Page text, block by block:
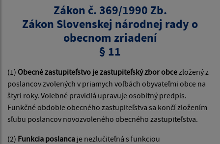
Zákon č. 369/1990 Zb.
Zákon Slovenskej národnej rady o
obecnom zriadení
§ 11
(1) Obecné zastupiteľstvo je zastupiteľský zbor obce zložený z
poslancov zvolených v priamych voľbách obyvateľmi obce na
štyri roky. Volebné pravidlá upravuje osobitný predpis.
Funkčné obdobie obecného zastupiteľstva sa končí zložením
sľubu poslancov novozvoleného obecného zastupiteľstva.
(2) Funkcia poslanca je nezlučiteľná s funkciou